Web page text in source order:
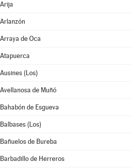
Arija
Arlanzón
Arraya de Oca
Atapuerca
Ausines (Los)
Avellanosa de Muñó
Bahabón de Esgueva
Balbases (Los)
Bañuelos de Bureba
Barbadillo de Herreros